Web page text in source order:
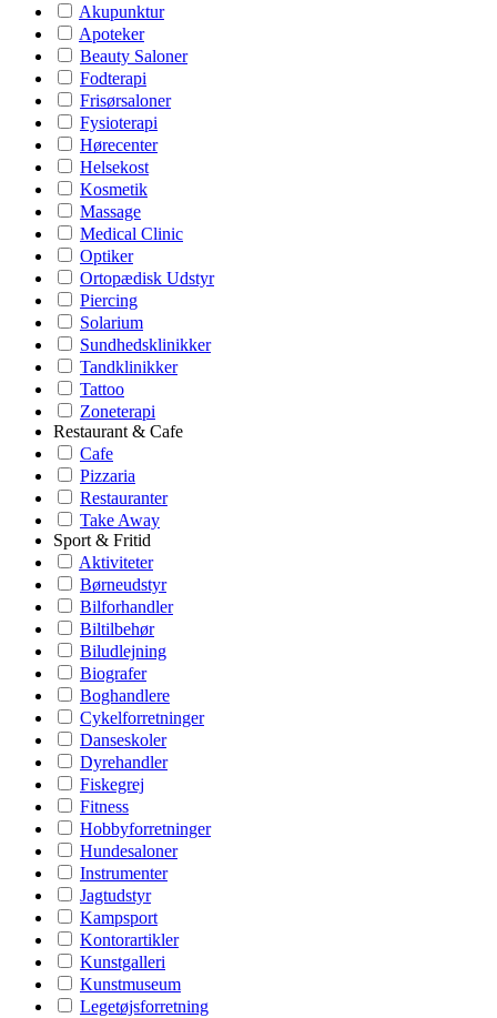
Akupunktur
Apoteker
Beauty Saloner
Fodterapi
Frisørsaloner
Fysioterapi
Hørecenter
Helsekost
Kosmetik
Massage
Medical Clinic
Optiker
Ortopædisk Udstyr
Piercing
Solarium
Sundhedsklinikker
Tandklinikker
Tattoo
Zoneterapi
Restaurant & Cafe
Cafe
Pizzaria
Restauranter
Take Away
Sport & Fritid
Aktiviteter
Børneudstyr
Bilforhandler
Biltilbehør
Biludlejning
Biografer
Boghandlere
Cykelforretninger
Danseskoler
Dyrehandler
Fiskegrej
Fitness
Hobbyforretninger
Hundesaloner
Instrumenter
Jagtudstyr
Kampsport
Kontorartikler
Kunstgalleri
Kunstmuseum
Legetøjsforretning